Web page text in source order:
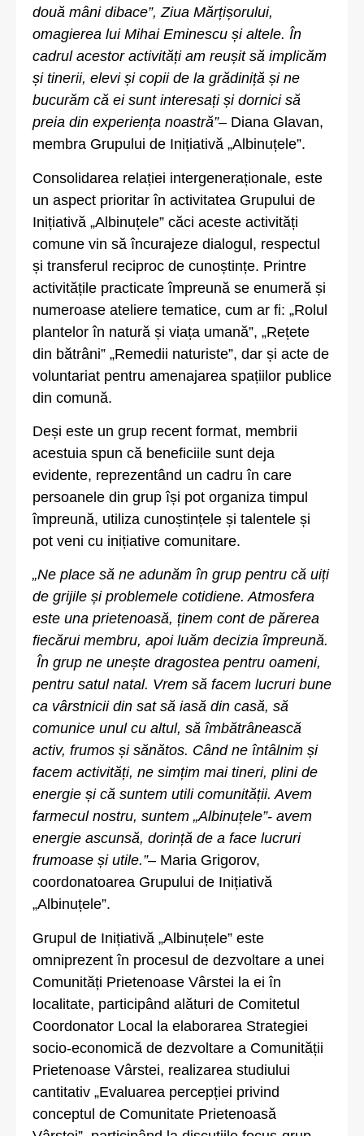
două mâni dibace”, Ziua Mărțișorului,
omagierea lui Mihai Eminescu și altele. În
cadrul acestor activități am reușit să implicăm
și tinerii, elevi și copii de la grădiniță și ne
bucurăm că ei sunt interesați și dornici să
preia din experiența noastră”– Diana Glavan,
membra Grupului de Inițiativă „Albinuțele”.
Consolidarea relației intergeneraționale, este
un aspect prioritar în activitatea Grupului de
Inițiativă „Albinuțele” căci aceste activități
comune vin să încurajeze dialogul, respectul
și transferul reciproc de cunoștințe. Printre
activitățile practicate împreună se enumeră și
numeroase ateliere tematice, cum ar fi: „Rolul
plantelor în natură și viața umană”, „Rețete
din bătrâni” „Remedii naturiste”, dar și acte de
voluntariat pentru amenajarea spațiilor publice
din comună.
Deși este un grup recent format, membrii
acestuia spun că beneficiile sunt deja
evidente, reprezentând un cadru în care
persoanele din grup își pot organiza timpul
împreună, utiliza cunoștințele și talentele și
pot veni cu inițiative comunitare.
„Ne place să ne adunăm în grup pentru că uiți
de grijile și problemele cotidiene. Atmosfera
este una prietenoasă, ținem cont de părerea
fiecărui membru, apoi luăm decizia împreună.
În grup ne unește dragostea pentru oameni,
pentru satul natal. Vrem să facem lucruri bune
ca vârstnicii din sat să iasă din casă, să
comunice unul cu altul, să îmbătrânească
activ, frumos și sănătos. Când ne întâlnim și
facem activități, ne simțim mai tineri, plini de
energie și că suntem utili comunității. Avem
farmecul nostru, suntem „Albinuțele”- avem
energie ascunsă, dorință de a face lucruri
frumoase și utile.”– Maria Grigorov,
coordonatoarea Grupului de Inițiativă
„Albinuțele”.
Grupul de Inițiativă „Albinuțele” este
omniprezent în procesul de dezvoltare a unei
Comunități Prietenoase Vârstei la ei în
localitate, participând alături de Comitetul
Coordonator Local la elaborarea Strategiei
socio-economică de dezvoltare a Comunității
Prietenoase Vârstei, realizarea studiului
cantitativ „Evaluarea percepției privind
conceptul de Comunitate Prietenoasă